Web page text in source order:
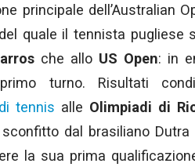
principale dell’Australian
quale il tennista pugliese
che allo US Open: in
turno. Risultati
tennis alle Olimpiadi di
dal brasiliano
la sua prima